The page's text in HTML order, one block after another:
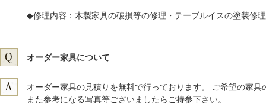
◆修理内容：木製家具の破損等の修理・テーブルイスの塗装修
オーダー家具について
オーダー家具の見積りを無料で行っております。 ご希望の家
また参考になる写真等ございましたらご持参下さい。